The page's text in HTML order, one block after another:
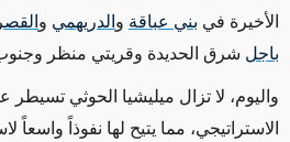
الأخيرة في بني عباقة و الدريهمي و
باجل شرق الحديدة وقريتي منظر
واليوم، لا تزال ميليشيا الحوثي تسيطر
الاستراتيجي، مما يتيح لها نفوذاً